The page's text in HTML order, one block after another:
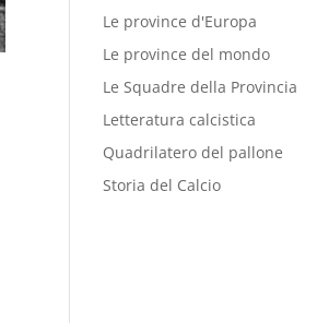
Le province d'Europa
Le province del mondo
Le Squadre della Provincia
Letteratura calcistica
Quadrilatero del pallone
Storia del Calcio